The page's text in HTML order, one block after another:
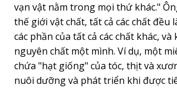
vạn vật nằm trong mọi thứ khác."
thế giới vật chất, tất cả các chất đều
các phần của tất cả các chất khác,
nguyên chất một mình. Ví dụ, một
chứa "hạt giống" của tóc, thịt và
nuôi dưỡng và phát triển khi được